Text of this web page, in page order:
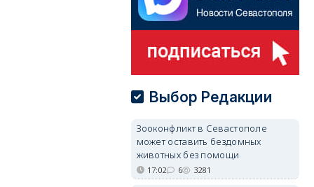
Выбор Редакции
Зооконфликт в Севастополе
может оставить бездомных
животных без помощи
17:02 6 3281